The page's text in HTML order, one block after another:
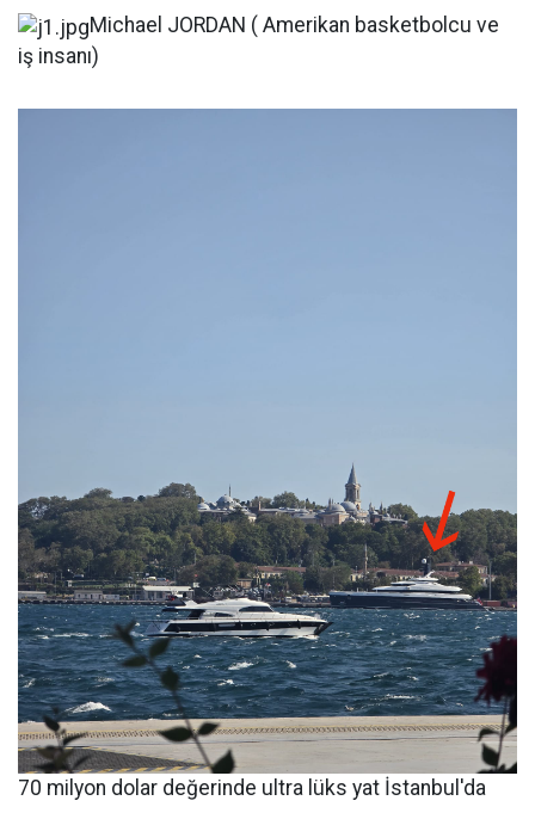
Michael JORDAN ( Amerikan basketbolcu ve
iş insanı)
70 milyon dolar değerinde ultra lüks yat İstanbul'da